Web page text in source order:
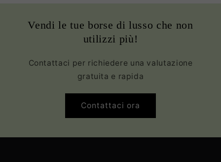
Vendi le tue borse di lusso che non
utilizzi più!
Contattaci per richiedere una valutazione
gratuita e rapida
Contattaci ora